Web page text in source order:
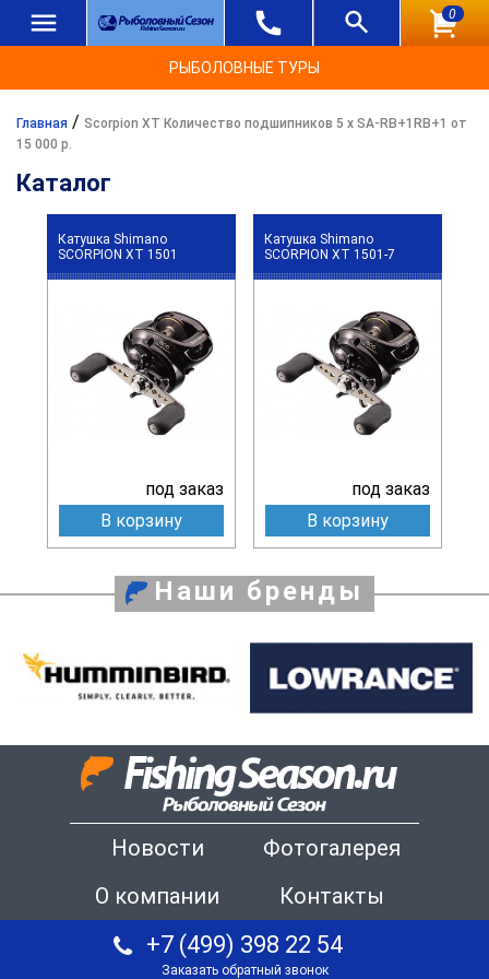
0
РЫБОЛОВНЫЕ ТУРЫ
Главная / Scorpion XT Количество подшипников 5 x SA-RB+1RB+1 от
15 000 р.
Каталог
Катушка Shimano
SCORPION XT 1501
под заказ
В корзину
Катушка Shimano
SCORPION XT 1501-7
под заказ
В корзину
Наши бренды
Новости
Фотогалерея
О компании
Контакты
+7 (499) 398 22 54
Заказать обратный звонок